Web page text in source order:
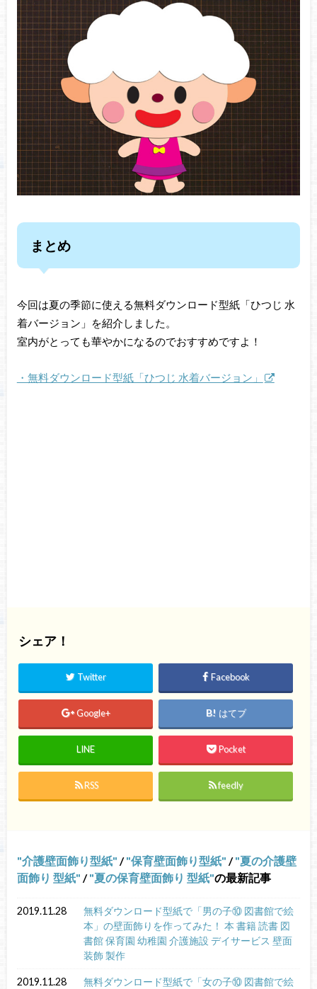
まとめ
今回は夏の季節に使える無料ダウンロード型紙「ひつじ 水
着バージョン」を紹介しました。
室内がとっても華やかになるのでおすすめですよ！
・無料ダウンロード型紙「ひつじ 水着バージョン」
シェア！
Twitter Facebook
Google+ はてブ
LINE Pocket
RSS feedly
介護壁面飾り型紙 / 保育壁面飾り型紙 / 夏の介護壁
面飾り 型紙 / 夏の保育壁面飾り 型紙 の最新記事
2019.11.28
無料ダウンロード型紙で「男の子⑩ 図書館で絵
本」の壁面飾りを作ってみた！ 本 書籍 読書 図
書館 保育園 幼稚園 介護施設 デイサービス 壁面
装飾 製作
2019.11.28
無料ダウンロード型紙で「女の子⑩ 図書館で絵